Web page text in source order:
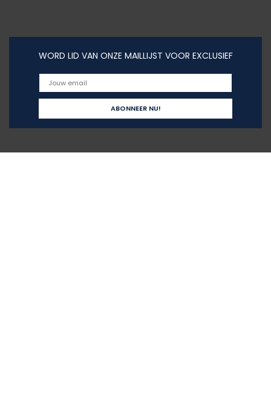
WORD LID VAN ONZE MAILLIJST VOOR EXCLUSIEF